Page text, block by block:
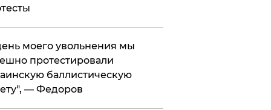
моего увольнения мы
протестировали
баллистическую
— Федоров